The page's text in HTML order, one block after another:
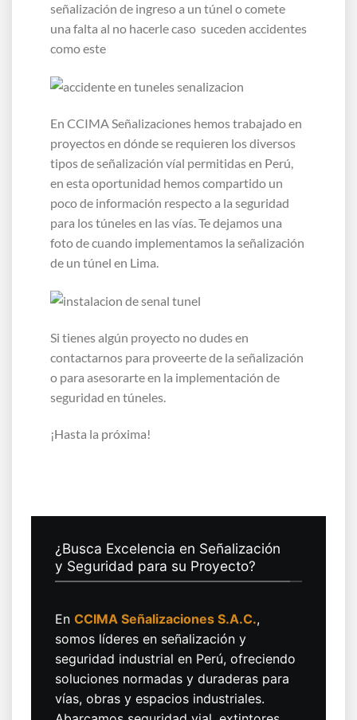
señalización de ingreso a un túnel o comete
una falta al no hacerle caso suceden accidentes
como este
En CCIMA Señalizaciones hemos trabajado en
proyectos en dónde se requieren los diversos
tipos de señalización víal permitidas en Perú,
en esta oportunidad hemos compartido un
poco de información respecto a la seguridad
para los túneles en las vías. Te dejamos una
foto de cuando implementamos la señalización
de un túnel en Lima.
Si tienes algún proyecto no dudes en
contactarnos para proveerte de la señalización
o para asesorarte en la implementación de
seguridad en túneles.
¡Hasta la próxima!
¿Busca Excelencia en Señalización
y Seguridad para su Proyecto?
En CCIMA Señalizaciones S.A.C.,
somos líderes en señalización y
seguridad industrial en Perú, ofreciendo
soluciones normadas y duraderas para
vías, obras y espacios industriales.